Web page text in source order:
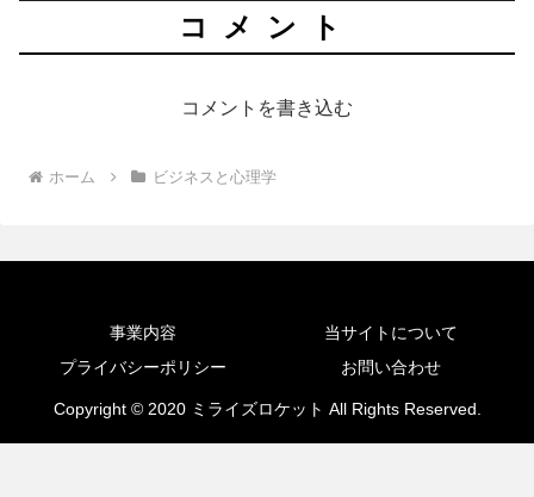
コメント
コメントを書き込む
ホーム ビジネスと心理学
事業内容
当サイトについて
プライバシーポリシー
お問い合わせ
Copyright © 2020 ミライズロケット All Rights Reserved.